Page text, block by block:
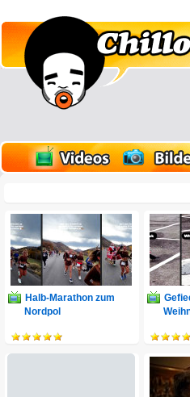
Halb-Marathon zum
Nordpol